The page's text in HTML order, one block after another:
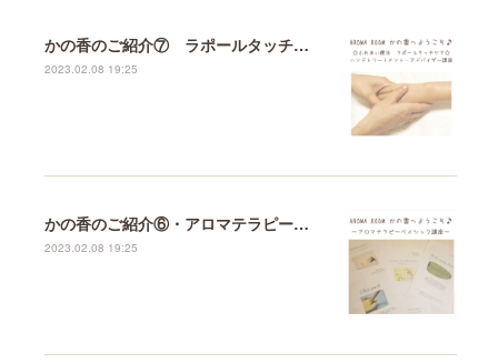
かの香のご紹介⑦ ラポールタッチケア講座について
2023.02.08 19:25
かの香のご紹介⑥・アロマテラピーベイシック講座
2023.02.08 19:25